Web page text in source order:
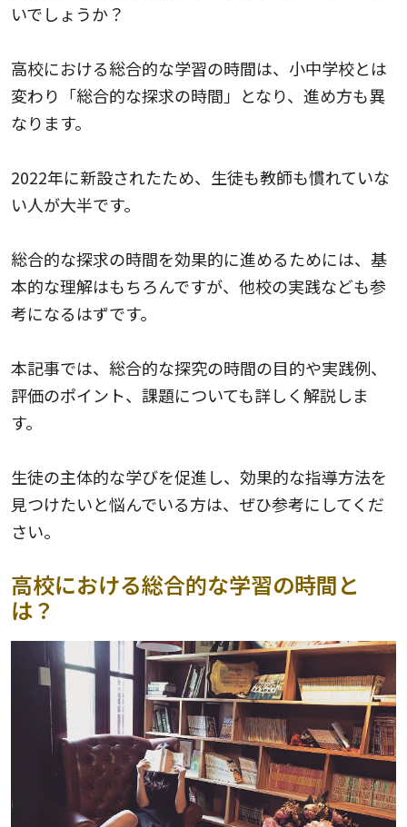
いでしょうか？
高校における総合的な学習の時間は、小中学校とは
変わり「総合的な探求の時間」となり、進め方も異
なります。
2022年に新設されたため、生徒も教師も慣れていな
い人が大半です。
総合的な探求の時間を効果的に進めるためには、基
本的な理解はもちろんですが、他校の実践なども参
考になるはずです。
本記事では、総合的な探究の時間の目的や実践例、
評価のポイント、課題についても詳しく解説しま
す。
生徒の主体的な学びを促進し、効果的な指導方法を
見つけたいと悩んでいる方は、ぜひ参考にしてくだ
さい。
高校における総合的な学習の時間と
は？